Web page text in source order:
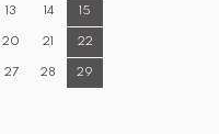
13 14 15
20 21 22
27 28 29